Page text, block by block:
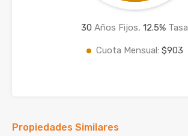
30 Años Fijos, 12.5% Tasa
Cuota Mensual: $903
Propiedades Similares